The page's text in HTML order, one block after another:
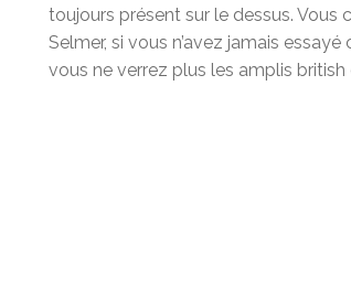
toujours présent sur le dessus.
Selmer, si vous n’avez jamais
vous ne verrez plus les amplis